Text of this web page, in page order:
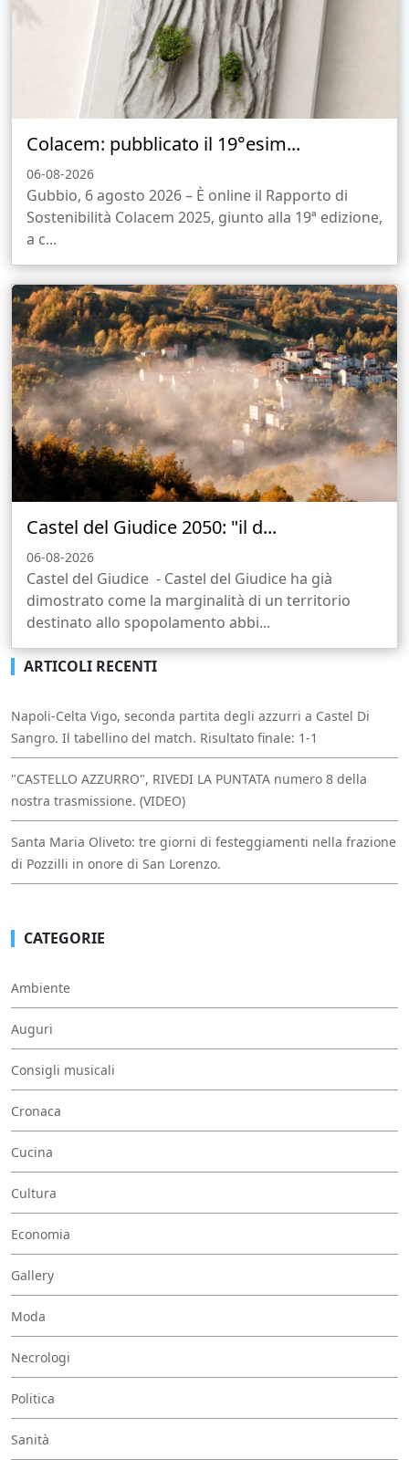
Colacem: pubblicato il 19°esim...
06-08-2026
Gubbio, 6 agosto 2026 – È online il Rapporto di
Sostenibilità Colacem 2025, giunto alla 19ª edizione,
a c...
Castel del Giudice 2050: "il d...
06-08-2026
Castel del Giudice - Castel del Giudice ha già
dimostrato come la marginalità di un territorio
destinato allo spopolamento abbi...
ARTICOLI RECENTI
Napoli-Celta Vigo, seconda partita degli azzurri a Castel Di
Sangro. Il tabellino del match. Risultato finale: 1-1
"CASTELLO AZZURRO", RIVEDI LA PUNTATA numero 8 della
nostra trasmissione. (VIDEO)
Santa Maria Oliveto: tre giorni di festeggiamenti nella frazione
di Pozzilli in onore di San Lorenzo.
CATEGORIE
Ambiente
Auguri
Consigli musicali
Cronaca
Cucina
Cultura
Economia
Gallery
Moda
Necrologi
Politica
Sanità